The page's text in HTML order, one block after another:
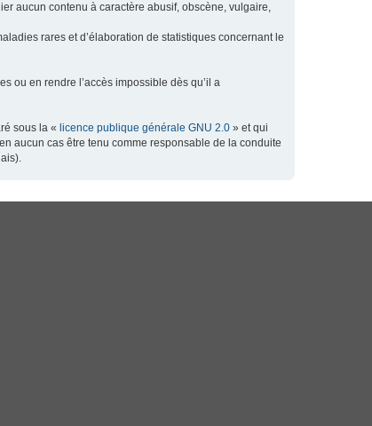
aucun contenu à caractère abusif, obscène, vulgaire,
rares et d’élaboration de statistiques concernant le
ou en rendre l’accès impossible dès qu’il a
sous la « licence publique générale GNU 2.0 » et qui
aucun cas être tenu comme responsable de la conduite